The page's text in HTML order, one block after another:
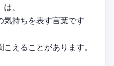
、
気持ちを表す言葉です
えることがあります。